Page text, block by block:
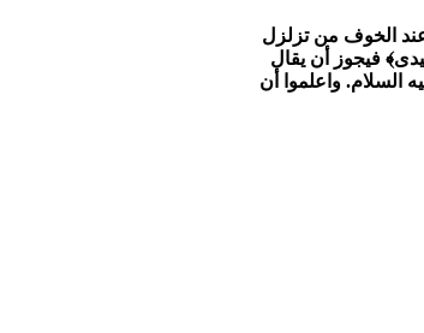
عند الخوف من تزلزل
فيجوز أن يقال
السلام. واعلموا أن